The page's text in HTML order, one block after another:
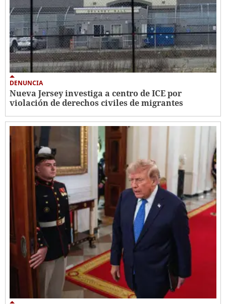
DENUNCIA
Nueva Jersey investiga a centro de ICE por
violación de derechos civiles de migrantes